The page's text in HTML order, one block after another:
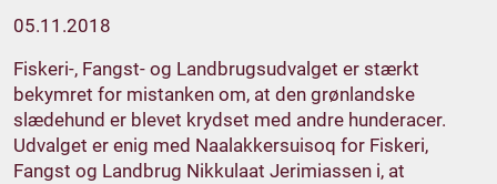
05.11.2018
Fiskeri-, Fangst- og Landbrugsudvalget er stærkt
bekymret for mistanken om, at den grønlandske
slædehund er blevet krydset med andre hunderacer.
Udvalget er enig med Naalakkersuisoq for Fiskeri,
Fangst og Landbrug Nikkulaat Jerimiassen i, at